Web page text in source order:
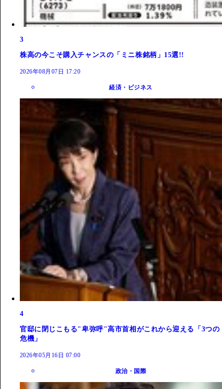
3
株高の今こそ購入チャンスの「ミニ株銘柄」15選!!
2026年08月07日 17:20
経済・ビジネス
4
官邸に閉じこもる"卑弥呼"高市首相がこれから迎える「3つの
危機」
2026年05月16日 07:00
政治・国際